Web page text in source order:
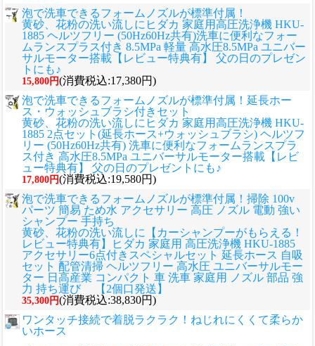
泡で洗車できるフォームノズルが標準付属！
黄砂、花粉の洗い流しに ヒダカ 家庭用高圧洗浄機 HKU-
1885 ヘルツフリー (50Hz60Hz共有)洗車に便利なフォー
ムランスプラス付き 8.5MPa 軽量 高水圧8.5MPa ユニバー
サルモーター搭載【レビュー特典有】 父の日のプレゼン
トにも♪
15,800円(消費税込:17,380円)
泡で洗車できるフォームノズルが標準付属！延長ホー
ス・ウォッシュブラシ付きセット
黄砂、花粉の洗い流しに ヒダカ 家庭用高圧洗浄機 HKU-
1885 2点セット(延長ホース+ウォッシュブラシ) ヘルツフ
リー (50Hz60Hz共有) 洗車に便利なフォームランスプラ
ス付き 高水圧8.5MPa ユニバーサルモーター搭載【レビ
ュー特典有】 父の日のプレゼントにも♪
17,800円(消費税込:19,580円)
泡で洗車できるフォームノズルが標準付属！掃除 100v
パーツ 簡易 ため水 アクセサリー 高圧 ノズル 電動 強い
シャンプー 手持ち
黄砂、花粉の洗い流しに
【カーシャンプーがもらえる！
レビュー特典有】ヒダカ 家庭用 高圧洗浄機 HKU-1885
アクセサリー6点付きスペシャルセット 延長ホース 自吸
セット 配管清掃 ヘルツフリー 高水圧 ユニバーサルモー
ター 日高産業 コンパクト 車 洗車 家庭用 ノズル 部品 強
力 持ち運び 【2個口発送】
35,300円(消費税込:38,830円)
ワンタッチ接続で着脱ラクラク！ねじれにくくて柔らか
いホース